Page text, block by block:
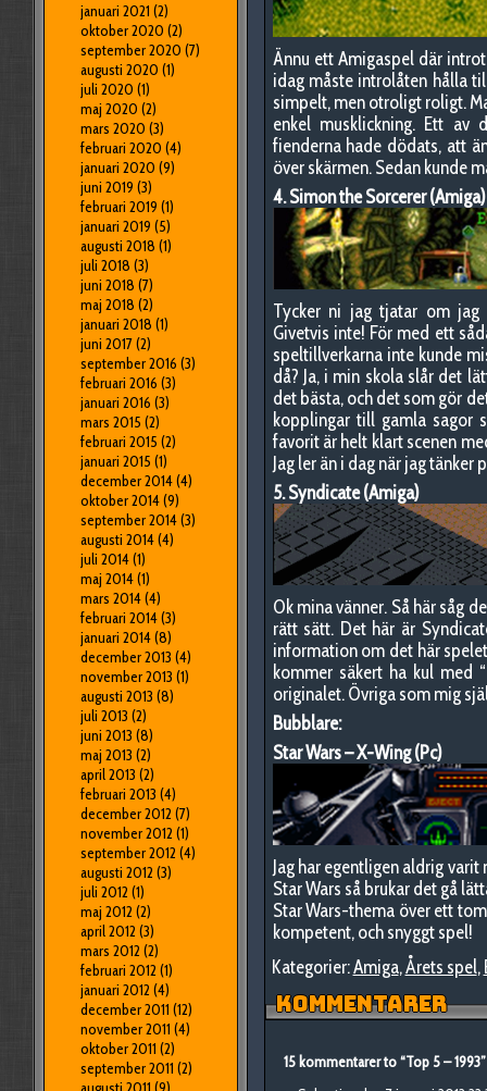
januari 2021 (2)
oktober 2020 (2)
september 2020 (7)
augusti 2020 (1)
juli 2020 (1)
maj 2020 (2)
mars 2020 (3)
februari 2020 (4)
januari 2020 (9)
juni 2019 (3)
februari 2019 (1)
januari 2019 (5)
augusti 2018 (1)
juli 2018 (3)
juni 2018 (7)
maj 2018 (2)
januari 2018 (1)
juni 2017(2)
september 2016 (3)
februari 2016 (3)
januari 2016 (3)
mars 2015 (2)
februari 2015 (2)
januari 2015 (1)
december 2014(4)
oktober 2014(9)
september 2014(3)
augusti 2014(4)
juli 2014(1)
maj 2014(1)
mars 2014(4)
februari 2014(3)
januari 2014(8)
december 2013 (4)
november 2013 (1)
augusti 2013 (8)
juli 2013 (2)
juni 2013 (8)
maj 2013 (2)
april 2013 (2)
februari 2013 (4)
december 2012 (7)
november 2012 (1)
september 2012 (4)
augusti 2012 (3)
juli 2012 (1)
maj 2012 (2)
april 2012 (3)
mars 2012 (2)
februari 2012 (1)
januari 2012 (4)
december 2011 (12)
november 2011 (4)
oktober 2011 (2)
september 2011 (2)
Ännu ett Amigaspel där
idag måste introlåten hålla
simpelt, men otroligt roligt.
enkel musklickning. Ett av
fienderna hade dödats, att
över skärmen. Sedan kunde
4. Simon the Sorcerer (Amiga)
Tycker ni jag tjatar om
Givetvis inte! För med ett
speltillverkarna inte kunde
då? Ja, i min skola slår det
det bästa, och det som gör
kopplingar till gamla sagor
favorit är helt klart scenen
Jag ler än i dag när jag tänker
5. Syndicate (Amiga)
Ok mina vänner. Så här såg
rätt sätt. Det här är
information om det här
kommer säkert ha kul med
originalet. Övriga som mig
Bubblare:
Star Wars – X-Wing (Pc)
Jag har egentligen aldrig
Star Wars så brukar det gå
Star Wars-thema över ett
kompetent, och snyggt spel!
Kategorier:Amiga,Årets spel,
KOMMENTARER
15 kommentarer to “Top 5 – 1993”